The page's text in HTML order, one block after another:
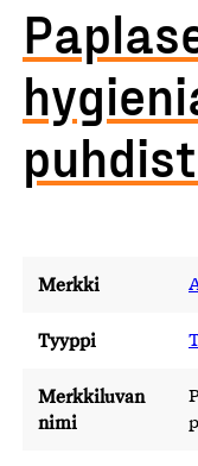
Merkki
Tyyppi
Merkkiluvan
nimi